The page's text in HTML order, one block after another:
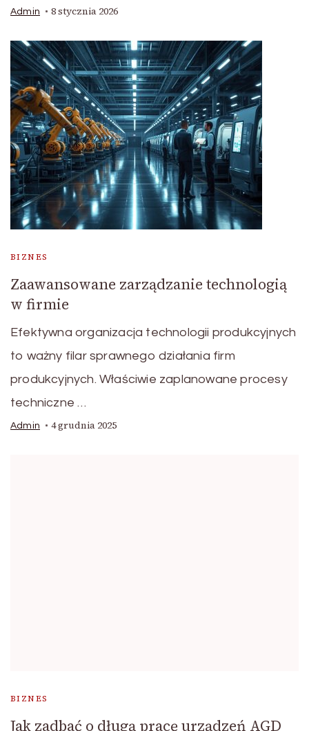
Admin 8 stycznia 2026
BIZNES
Zaawansowane zarządzanie technologią
w firmie
Efektywna organizacja technologii produkcyjnych
to ważny filar sprawnego działania firm
produkcyjnych. Właściwie zaplanowane procesy
techniczne …
Admin 4 grudnia 2025
BIZNES
Jak zadbać o długą pracę urządzeń AGD